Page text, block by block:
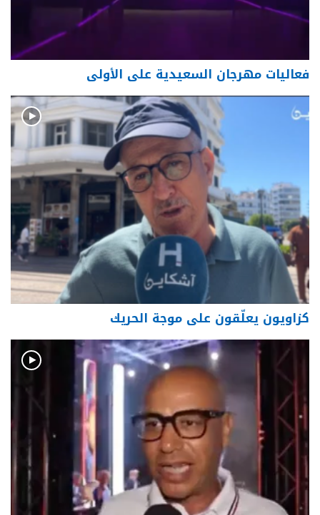
فعاليات مهرجان السعيدية على الأولى
كزاويون يعلّقون على موجة الحريك